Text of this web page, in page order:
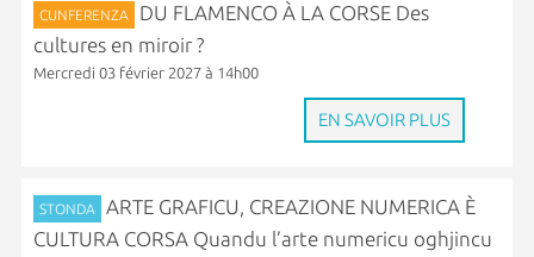
CUNFERENZA
DU FLAMENCO À LA CORSE Des
cultures en miroir ?
Mercredi 03 février 2027 à 14h00
EN SAVOIR PLUS
STONDA
ARTE GRAFICU, CREAZIONE NUMERICA È
CULTURA CORSA Quandu l’arte numericu oghjincu